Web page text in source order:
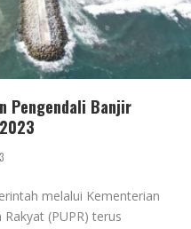
Pengendali Banjir
melalui Kementerian
(PUPR) terus